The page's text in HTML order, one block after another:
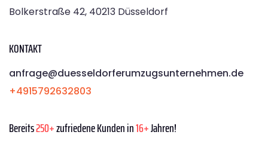
Bolkerstraße 42, 40213 Düsseldorf
KONTAKT
anfrage@duesseldorferumzugsunternehmen.de
+4915792632803
Bereits250+zufriedene Kunden in16+Jahren!